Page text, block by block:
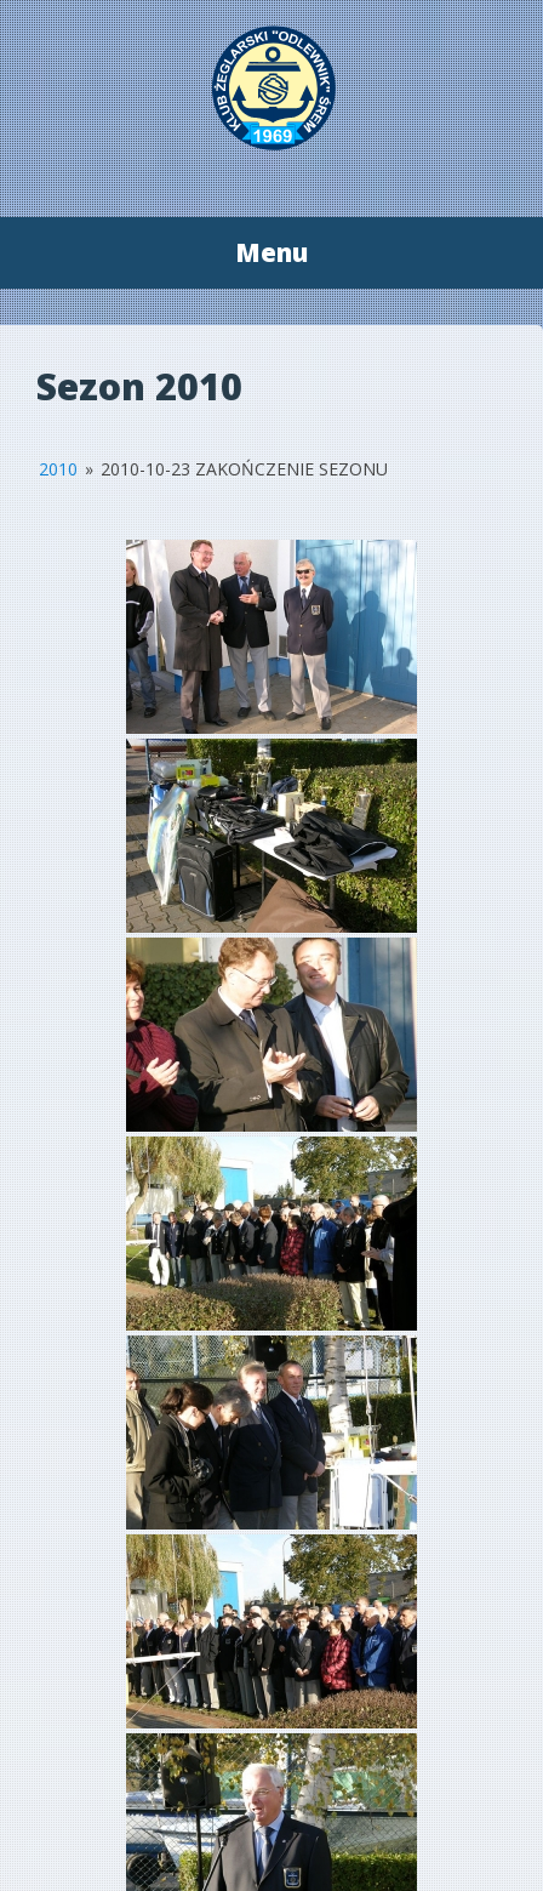
Menu
Przeskocz
do
Sezon 2010
2010 » 2010-10-23 ZAKOŃCZENIE SEZONU